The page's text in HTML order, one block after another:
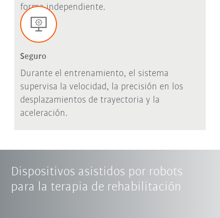
forma independiente.
Seguro
Durante el entrenamiento, el sistema
supervisa la velocidad, la precisión en los
desplazamientos de trayectoria y la
aceleración.
Dispositivos asistidos por robots
para la terapia de rehabilitación